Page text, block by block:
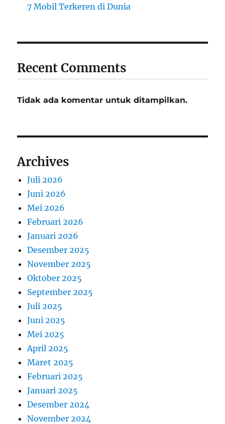
7 Mobil Terkeren di Dunia
Recent Comments
Tidak ada komentar untuk ditampilkan.
Archives
Juli 2026
Juni 2026
Mei 2026
Februari 2026
Januari 2026
Desember 2025
November 2025
Oktober 2025
September 2025
Juli 2025
Juni 2025
Mei 2025
April 2025
Maret 2025
Februari 2025
Januari 2025
Desember 2024
November 2024